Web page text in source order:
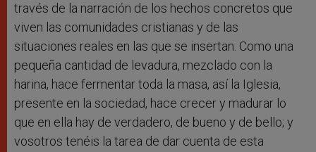
través de la narración de los hechos concretos que
viven las comunidades cristianas y de las
situaciones reales en las que se insertan. Como una
pequeña cantidad de levadura, mezclado con la
harina, hace fermentar toda la masa, así la Iglesia,
presente en la sociedad, hace crecer y madurar lo
que en ella hay de verdadero, de bueno y de bello; y
vosotros tenéis la tarea de dar cuenta de esta